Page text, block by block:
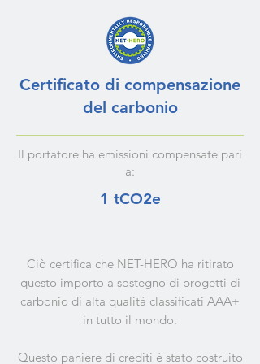
Certificato di compensazione
del carbonio
Il portatore ha emissioni compensate pari
a:
1 tCO2e
Ciò certifica che NET-HERO ha ritirato
questo importo a sostegno di progetti di
carbonio di alta qualità classificati AAA+
in tutto il mondo.
Questo paniere di crediti è stato costruito